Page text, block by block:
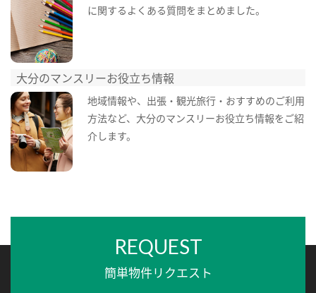
に関するよくある質問をまとめました。
大分のマンスリーお役立ち情報
地域情報や、出張・観光旅行・おすすめのご利用
方法など、大分のマンスリーお役立ち情報をご紹
介します。
REQUEST
簡単物件リクエスト